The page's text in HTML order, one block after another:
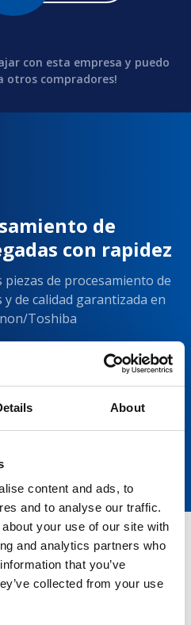
About
content and ads, to
and to analyse our traffic.
your use of our site with
and analytics partners who
that you’ve
collected from your use
con esta empresa y puedo
otros compradores!
de
con rapidez
piezas de procesamiento de
de calidad garantizada en
Toshiba
Agito Medical?
médica de todos los